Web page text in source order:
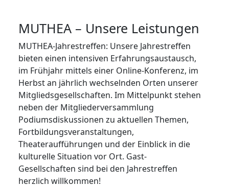
MUTHEA – Unsere Leistungen
MUTHEA-Jahrestreffen: Unsere Jahrestreffen
bieten einen intensiven Erfahrungsaustausch,
im Frühjahr mittels einer Online-Konferenz, im
Herbst an jährlich wechselnden Orten unserer
Mitgliedsgesellschaften. Im Mittelpunkt stehen
neben der Mitgliederversammlung
Podiumsdiskussionen zu aktuellen Themen,
Fortbildungsveranstaltungen,
Theateraufführungen und der Einblick in die
kulturelle Situation vor Ort. Gast-
Gesellschaften sind bei den Jahrestreffen
herzlich willkommen!